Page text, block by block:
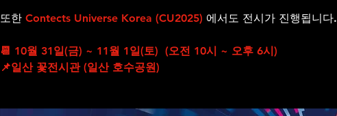
또한 Contects Universe Korea (CU2025) 에서도 전시가 진행됩니다.
📆 10월 31일(금) ~ 11월 1일(토)  (오전 10시 ~ 오후 6시)
📌일산 꽃전시관 (일산 호수공원)